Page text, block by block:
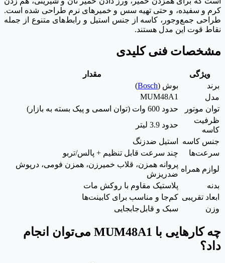
کرم و سفیده، و حتی تهیه سس و خمیرهای نرم طراحی شده است.
طراحی جمع‌وجور، کاسه از جنس استیل و رابط‌های متنوع از جمله
نقاط قوت این مدل هستند.
مشخصات فنی کلیدی
ویژگی
مقدار
برند
بوش (Bosch
)
مدل
MUM48A1
توان موتور
حدود 600 وات (توان اسمی و پیک بسته به بازار)
ظرفیت
کاسه
حدود 3.9 لیتر
جنس کاسه
استیل ضدزنگ
سرعت‌ها
چند سرعت قابل تنظیم + پالس/تربو
لوازم همراه
پروانه همزن، قلاب خمیرزن، همزن فومی، درپوش
ضدریزش
بدنه
پلاستیک مقاوم با روکش مات
ابعاد تقریبی کم‌جا و مناسب برای کابینت‌ها
وزن
سبک و قابل‌جابجایی
چه کارهایی با MUM48A1 می‌توان انجام
داد؟